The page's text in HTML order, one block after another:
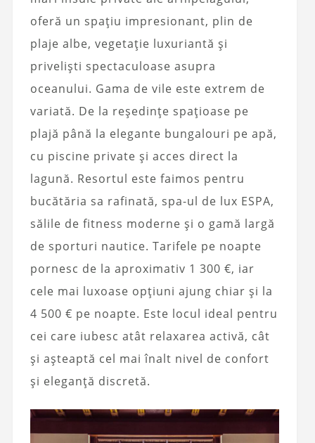
oferă un spațiu impresionant, plin de
plaje albe, vegetație luxuriantă și
priveliști spectaculoase asupra
oceanului. Gama de vile este extrem de
variată. De la reședințe spațioase pe
plajă până la elegante bungalouri pe apă,
cu piscine private și acces direct la
lagună. Resortul este faimos pentru
bucătăria sa rafinată, spa-ul de lux ESPA,
sălile de fitness moderne și o gamă largă
de sporturi nautice. Tarifele pe noapte
pornesc de la aproximativ 1 300 €, iar
cele mai luxoase opțiuni ajung chiar și la
4 500 € pe noapte. Este locul ideal pentru
cei care iubesc atât relaxarea activă, cât
și așteaptă cel mai înalt nivel de confort
și eleganță discretă.